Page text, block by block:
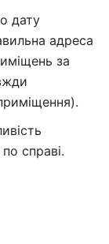
дату
адреса
за
справі.